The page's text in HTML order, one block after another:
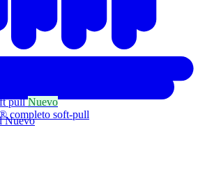
pullNuevo
completo soft-pull
Nuevo